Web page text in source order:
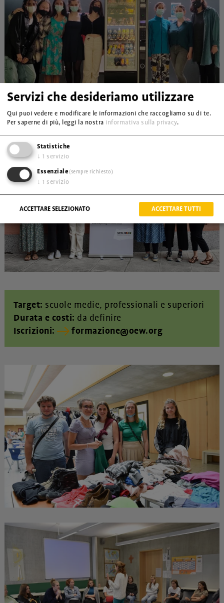
Target: scuole medie, professionali e superiori
Durata e costi: da definire
Iscrizioni:
formazione@oew.org
Servizi che desideriamo utilizzare
Qui puoi vedere e modificare le informazioni che raccogliamo su di te.
Per saperne di più, leggi la nostra informativa sulla privacy.
Statistiche
↓ 1 servizio
Essenziale (sempre richiesto)
↓ 1 servizio
ACCETTARE SELEZIONATO ACCETTARE TUTTI